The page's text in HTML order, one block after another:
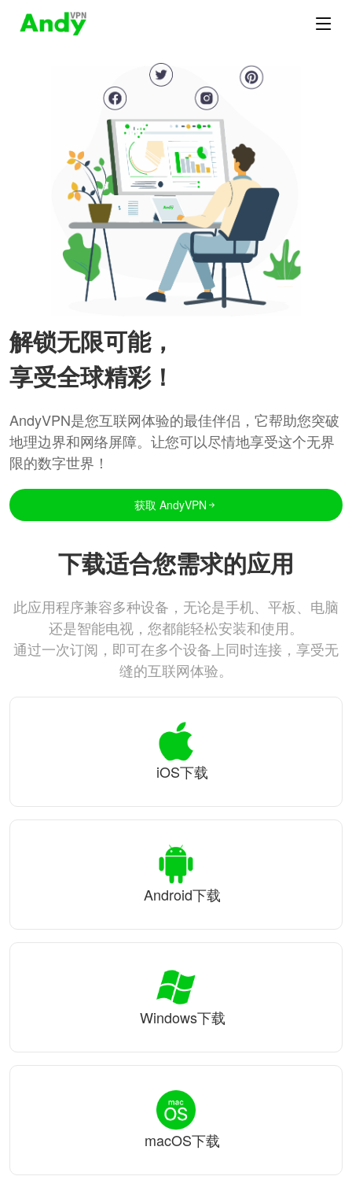
解锁无限可能，
享受全球精彩！
AndyVPN是您互联网体验的最佳伴侣，它帮助您突破
地理边界和网络屏障。让您可以尽情地享受这个无界
限的数字世界！
获取 AndyVPN
下载适合您需求的应用
此应用程序兼容多种设备，无论是手机、平板、电脑
还是智能电视，您都能轻松安装和使用。
通过一次订阅，即可在多个设备上同时连接，享受无
缝的互联网体验。
iOS下载
Android下载
Windows下载
macOS下载